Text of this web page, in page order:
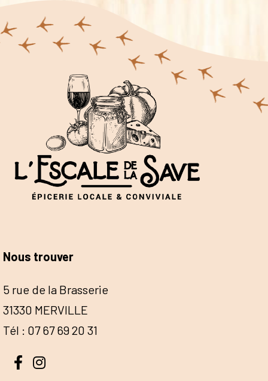
Nous trouver
5 rue de la Brasserie
31330 MERVILLE
Tél : 07 67 69 20 31